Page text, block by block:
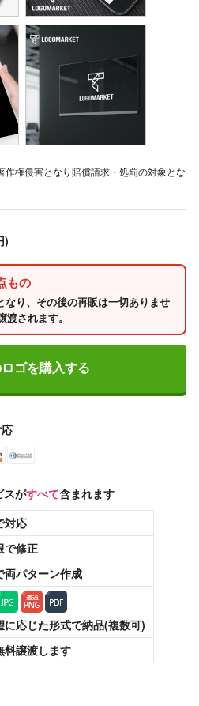
権侵害となり賠償請求・処罰の対象とな
)
もの
なり、その後の再販は一切ありませ
されます。
ロゴを購入する
スがすべて含まれます
対応
で修正
両パターン作成
に応じた形式で納品(複数可)
料譲渡します